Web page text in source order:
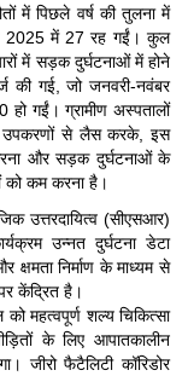
में पिछले वर्ष की तुलना में
2025 में 27 रह गईं। कुल
में सड़क दुर्घटनाओं में होने
की गई, जो जनवरी-नवंबर
गईं। ग्रामीण अस्पतालों
उपकरणों से लैस करके, इस
और सड़क दुर्घटनाओं के
को कम करना है।
उत्तरदायित्व (सीएसआर)
उन्नत दुर्घटना डेटा
निर्माण के माध्यम से
केंद्रित है।
महत्वपूर्ण शल्य चिकित्सा
के लिए आपातकालीन
जीरो फैटैलिटी कॉरिडोर